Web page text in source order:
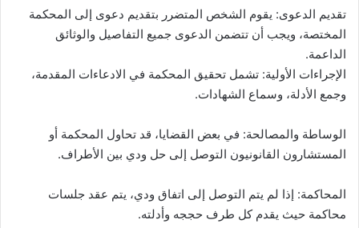
تقديم الدعوى: يقوم الشخص المتضرر بتقديم دعوى إلى المحكمة
المختصة، ويجب أن تتضمن الدعوى جميع التفاصيل والوثائق
الداعمة.
الإجراءات الأولية: تشمل تحقيق المحكمة في الادعاءات المقدمة،
وجمع الأدلة، وسماع الشهادات.
الوساطة والمصالحة: في بعض القضايا، قد تحاول المحكمة أو
المستشارون القانونيون التوصل إلى حل ودي بين الأطراف.
المحاكمة: إذا لم يتم التوصل إلى اتفاق ودي، يتم عقد جلسات
محاكمة حيث يقدم كل طرف حججه وأدلته.